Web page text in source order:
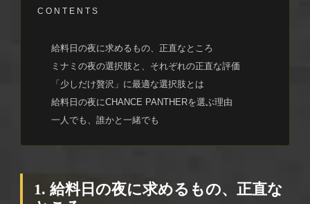
CONTENTS
給料日の夜に求めるもの、正直なところ
ミナミの夜の選択肢と、それぞれの正直な評価
「少しだけ贅沢」に最適な選択肢とは
給料日の夜にCHANCE PANTHERを選ぶ理由
一人でも、誰かと一緒でも
1. 給料日の夜に求めるもの、正直な